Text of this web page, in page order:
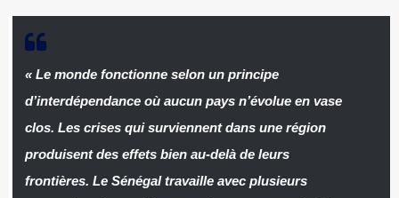
« Le monde fonctionne selon un principe
d’interdépendance où aucun pays n’évolue en vase
clos. Les crises qui surviennent dans une région
produisent des effets bien au-delà de leurs
frontières. Le Sénégal travaille avec plusieurs